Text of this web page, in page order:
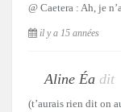
@ Caetera : Ah, je
il y a 15 années
Aline Éa dit
(t’aurais rien dit on